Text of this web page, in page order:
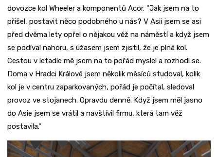
dovozce kol Wheeler a komponentů Acor. "Jak jsem na to
přišel, postavit něco podobného u nás? V Asii jsem se asi
před dvěma lety opřel o nějakou věž na náměstí a když jsem
se podíval nahoru, s úžasem jsem zjistil, že je plná kol.
Cestou v letadle mě jsem na to pořád myslel a rozhodl se.
Doma v Hradci Králové jsem několik měsíců studoval, kolik
kol je v centru zaparkovaných, pořád je počítal, sledoval
provoz ve stojanech. Opravdu denně. Když jsem měl jasno
do Asie jsem se vrátil a navštívil firmu, která tam věž
postavila."